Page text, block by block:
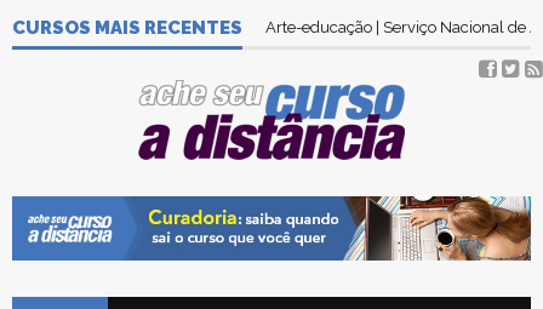
CURSOS MAIS RECENTES Arte-educação | Serviço Nacional de